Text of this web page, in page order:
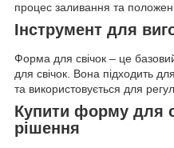
процес заливання та
Інструмент для
Форма для свічок – це
для свічок. Вона підходить
та використовується для
Купити форму для
рішення